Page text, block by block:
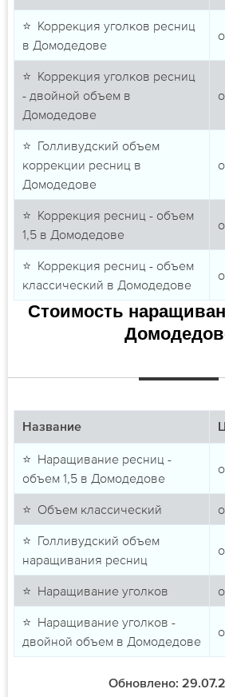
⭐ Коррекция уголков ресниц
в Домодедове
⭐ Коррекция уголков ресниц
- двойной объем в
Домодедове
⭐ Голливудский объем
коррекции ресниц в
Домодедове
⭐ Коррекция ресниц - объем
1,5 в Домодедове
⭐ Коррекция ресниц - объем
классический в Домодедове
Стоимость
Название
⭐ Наращивание ресниц -
объем 1,5 в Домодедове
⭐ Объем классический
⭐ Голливудский объем
наращивания ресниц
⭐ Наращивание уголков
⭐ Наращивание уголков -
двойной объем в Домодедове
Обновлено: